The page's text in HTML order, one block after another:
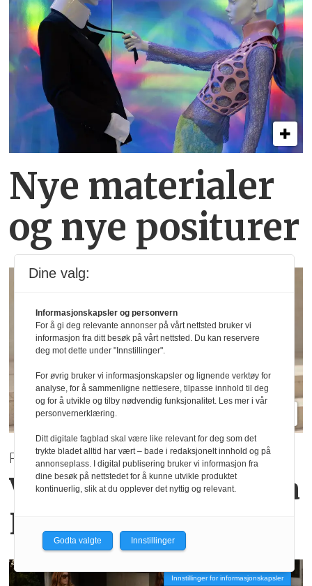
Nye materialer
og nye positurer
PRE AUTUMN 2026
Varme høsttoner
fra
Haust Collection
Innstillinger for informasjonskapsler
Dine valg:
Informasjonskapsler og personvern
For å gi deg relevante annonser på vårt nettsted bruker vi
informasjon fra ditt besøk på vårt nettsted. Du kan reservere
deg mot dette under "Innstillinger".
For øvrig bruker vi informasjonskapsler og lignende verktøy for
analyse, for å sammenligne nettlesere, tilpasse innhold til deg
og for å utvikle og tilby nødvendig funksjonalitet. Les mer i vår
personvernerklæring.
Ditt digitale fagblad skal være like relevant for deg som det
trykte bladet alltid har vært – bade i redaksjonelt innhold og på
annonseplass. I digital publisering bruker vi informasjon fra
dine besøk på nettstedet for å kunne utvikle produktet
kontinuerlig, slik at du opplever det nyttig og relevant.
Godta valgte Innstillinger